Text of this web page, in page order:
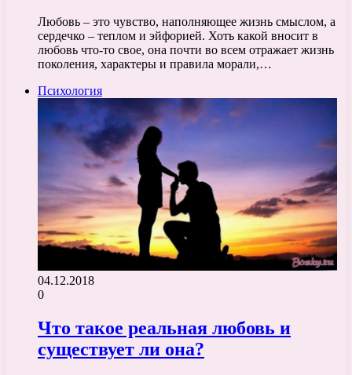
Любовь – это чувство, наполняющее жизнь смыслом, а
сердечко – теплом и эйфорией. Хоть какой вносит в
любовь что-то свое, она почти во всем отражает жизнь
поколения, характеры и правила морали,…
Психология
04.12.2018
0
Что такое реальная любовь и
существует ли она?